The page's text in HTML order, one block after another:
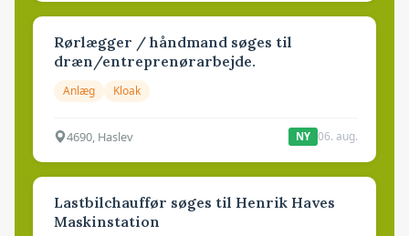
Rørlægger / håndmand søges til
dræn/entreprenørarbejde.
Anlæg Kloak
4690, Haslev NY 06. aug.
Lastbilchauffør søges til Henrik Haves
Maskinstation